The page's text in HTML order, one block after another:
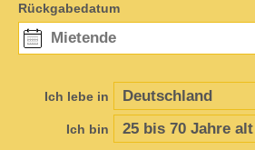
Rückgabedatum
Ich lebe in
Ich bin